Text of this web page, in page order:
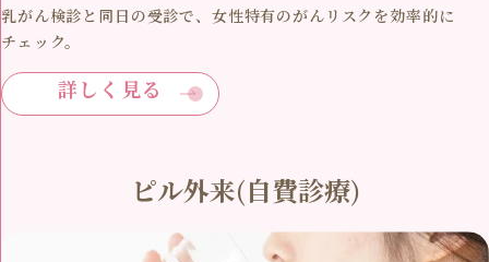
乳がん検診と同日の受診で、女性特有のがんリスクを効率的に
チェック。
詳しく見る
ピル外来(自費診療)